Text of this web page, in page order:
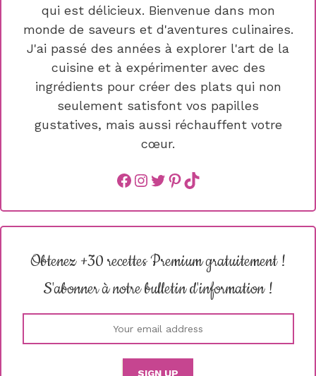
qui est délicieux. Bienvenue dans mon
monde de saveurs et d'aventures culinaires.
J'ai passé des années à explorer l'art de la
cuisine et à expérimenter avec des
ingrédients pour créer des plats qui non
seulement satisfont vos papilles
gustatives, mais aussi réchauffent votre
cœur.
Facebook
instagram
Twitter
Pinterest
TikTok
Obtenez +30 recettes Premium gratuitement !
S'abonner à notre bulletin d'information !